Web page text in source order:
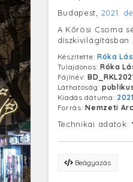
Budapest, 2021.
A Kőrösi Csoma
díszkivilágításban
Készítette: Róka
Tulajdonos: Róka
Fájlnév:
Láthatóság:
Kiadás dátuma:
Forrás:Nemzeti
Technikai adatok:
Beágyazás